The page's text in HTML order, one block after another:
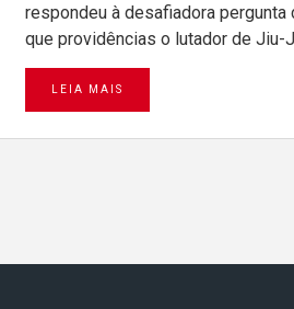
respondeu à desafiadora pergunta
que providências o lutador de Jiu-
LEIA MAIS